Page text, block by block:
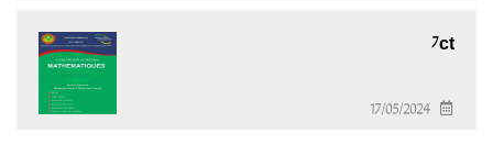
7ct
17/05/2024